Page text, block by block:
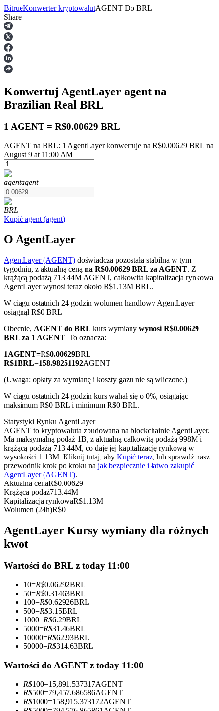
Kontrakty terminowe
Kontrakty terminowe na USDT
Kontrakty terminowe COIN-M
Kontrakty terminowe na kryptowaluty
TradFi
Instrumenty pochodne na akcje, forex, metale szlachetne i
towary
Kontrakty terminowe na USDC
Kontrakty futures wykorzystujące USDC jako zabezpieczenie
Ciesz się podziałem zysków i prowizjami z kopiowania
transakcji
BitrueKonwerter kryptowalutAGENT Do BRL
Share
Konwertuj AgentLayer agent na
Brazilian Real BRL
1 AGENT = R$0.00629 BRL
AGENT na BRL: 1 AgentLayer konwertuje na R$0.00629 BRL na
August 9 at 11:00 AM
agentagent
BRL
Kupić agent (agent)
O AgentLayer
AgentLayer (AGENT) doświadcza pozostała stabilna w tym
tygodniu, z aktualną ceną na R$0.00629 BRL za AGENT. Z
krążącą podażą 713.44M AGENT, całkowita kapitalizacja rynkowa
AgentLayer wynosi teraz około R$1.13M BRL.
W ciągu ostatnich 24 godzin wolumen handlowy AgentLayer
osiągnął R$0 BRL
Obecnie, AGENT do BRL kurs wymiany wynosi R$0.00629
BRL za 1 AGENT. To oznacza:
1AGENT=R$0.00629BRL
R$1BRL=158.98251192AGENT
(Uwaga: opłaty za wymianę i koszty gazu nie są wliczone.)
W ciągu ostatnich 24 godzin kurs wahał się o 0%, osiągając
maksimum R$0 BRL i minimum R$0 BRL.
Statystyki Rynku AgentLayer
AGENT to kryptowaluta zbudowana na blockchainie AgentLayer.
Ma maksymalną podaż 1B, z aktualną całkowitą podażą 998M i
krążącą podażą 713.44M, co daje jej kapitalizację rynkową w
wysokości 1.13M. Kliknij tutaj, aby Kupić teraz, lub sprawdź nasz
przewodnik krok po kroku na jak bezpiecznie i łatwo zakupić
AgentLayer (AGENT).
Aktualna cenaR$0.00629
Krążąca podaż713.44M
Kapitalizacja rynkowaR$1.13M
Wolumen (24h)R$0
AgentLayer Kursy wymiany dla różnych
kwot
Wartości do BRL z today 11:00
10=R$0.06292BRL
50=R$0.31463BRL
100=R$0.62926BRL
500=R$3.15BRL
1000=R$6.29BRL
5000=R$31.46BRL
10000=R$62.93BRL
50000=R$314.63BRL
Wartości do AGENT z today 11:00
R$100=15,891.537317AGENT
R$500=79,457.686586AGENT
R$1000=158,915.373172AGENT